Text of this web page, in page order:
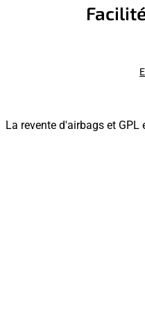
La revente d'airbags et